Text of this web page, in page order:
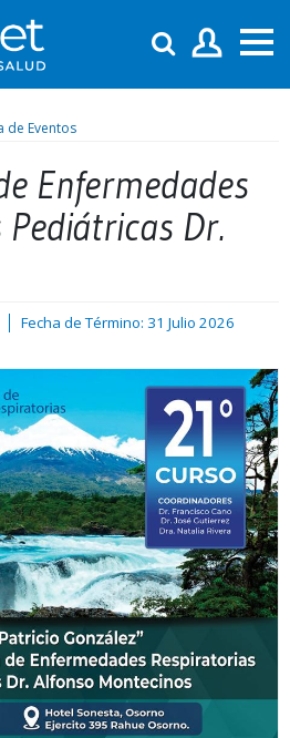
de Eventos
Enfermedades
Dr.
Fecha de Término: 31 Julio 2026